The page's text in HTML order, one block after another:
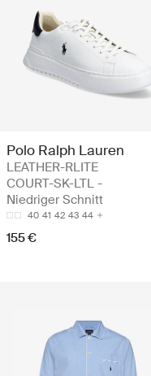
Polo Ralph Lauren
LEATHER-RLITE
COURT-SK-LTL -
Niedriger Schnitt
40 41 42 43 44
155 €